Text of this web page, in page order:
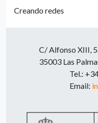
Creando redes
C/ Alfonso XIII,
35003 Las
Tel.:
Email: